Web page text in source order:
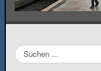
Suchen
...